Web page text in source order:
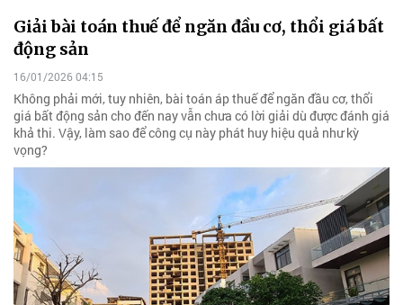
Giải bài toán thuế để ngăn đầu cơ, thổi giá bất
động sản
16/01/2026 04:15
Không phải mới, tuy nhiên, bài toán áp thuế để ngăn đầu cơ, thổi
giá bất động sản cho đến nay vẫn chưa có lời giải dù được đánh giá
khả thi. Vậy, làm sao để công cụ này phát huy hiệu quả như kỳ
vọng?